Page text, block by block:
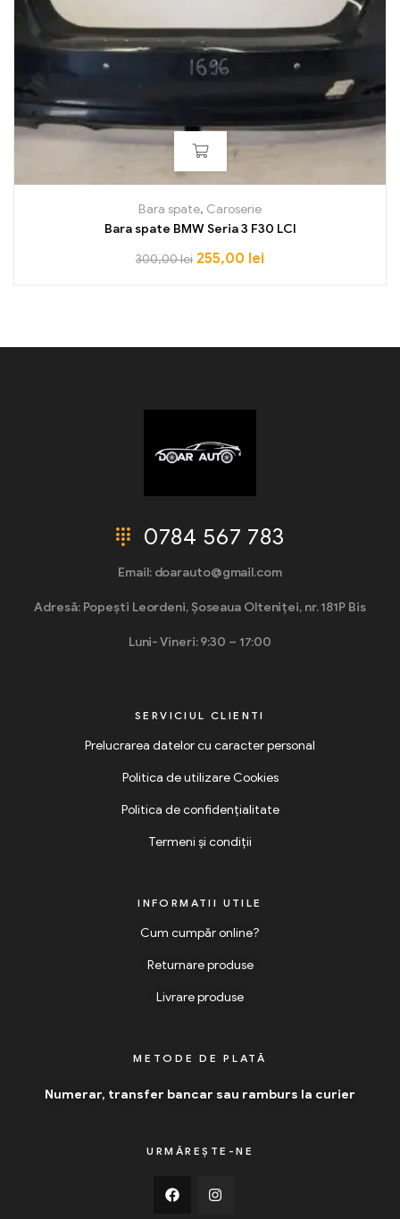
Bara spate, Caroserie
Bara spate BMW Seria 3 F30 LCI
300,00lei 255,00 lei
0784 567 783
Email: doarauto@gmail.com
Adresă: Popești Leordeni, Șoseaua Olteniței, nr. 181P Bis
Luni- Vineri: 9:30 – 17:00
SERVICIUL CLIENTI
Prelucrarea datelor cu caracter personal
Politica de utilizare Cookies
Politica de confidențialitate
Termeni și condiții
INFORMATII UTILE
Cum cumpăr online?
Returnare produse
Livrare produse
METODE DE PLATĂ
Numerar, transfer bancar sau ramburs la curier
URMĂREȘTE-NE